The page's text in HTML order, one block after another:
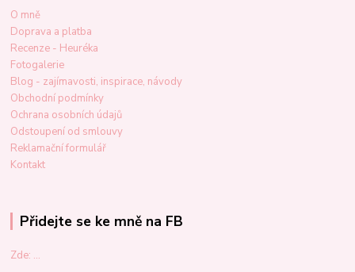
O mně
Doprava a platba
Recenze - Heuréka
Fotogalerie
Blog - zajímavosti, inspirace, návody
Obchodní podmínky
Ochrana osobních údajů
Odstoupení od smlouvy
Reklamační formulář
Kontakt
Přidejte se ke mně na FB
Zde: ...